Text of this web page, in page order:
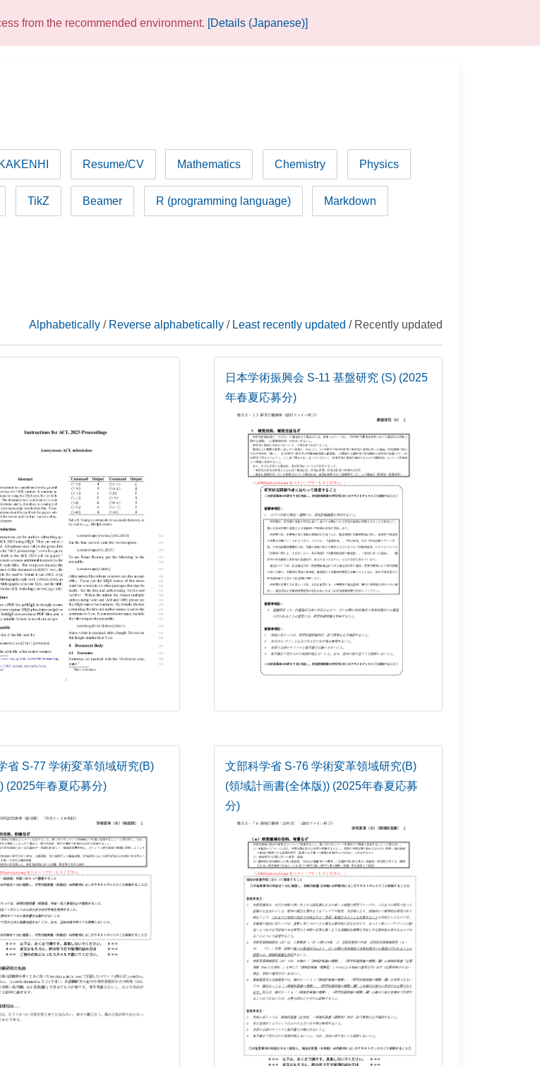
from the recommended environment. [Details (Japanese)]
KAKENHI Resume/CV Mathematics Chemistry Physics
TikZ Beamer R (programming language) Markdown
Alphabetically / Reverse alphabetically / Least recently updated / Recently updated
日本学術振興会 S-11 基盤研究 (S) (2025
年春夏応募分)
省 S-77 学術変革領域研究(B)
(2025年春夏応募分)
文部科学省 S-76 学術変革領域研究(B)
(領域計画書(全体版)) (2025年春夏応募
分)